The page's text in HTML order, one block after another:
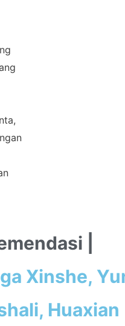
|
Xinshe,
Huaxian